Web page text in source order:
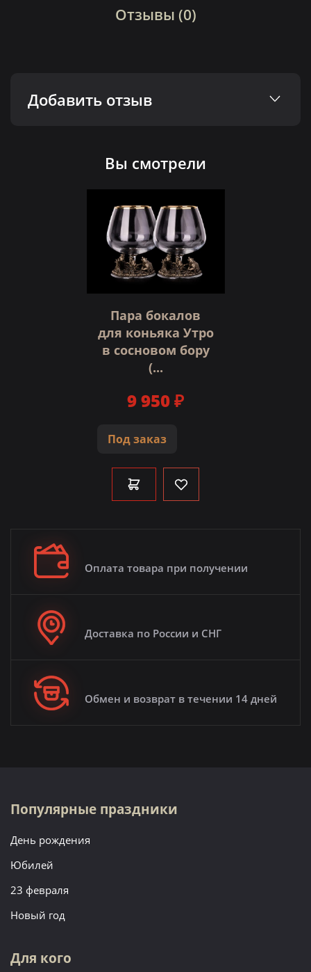
Отзывы (0)
Добавить отзыв
Вы смотрели
Пара бокалов
для коньяка Утро
в сосновом бору
(...
Под заказ
9 950 ₽
Оплата товара при получении
Доставка по России и СНГ
Обмен и возврат в течении 14 дней
Популярные праздники
День рождения
Юбилей
23 февраля
Новый год
Для кого